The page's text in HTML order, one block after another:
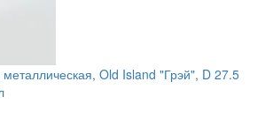
Old Island "Грэй", D 27.5